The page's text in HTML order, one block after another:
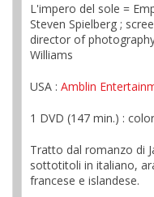
L'impero del sole =
Steven Spielberg ;
director of
Williams
USA : Amblin
1 DVD (147 min.) :
Tratto dal romanzo di
sottotitoli in italiano,
francese e islandese.